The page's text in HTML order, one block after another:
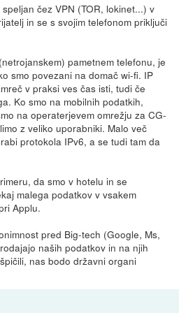
čez VPN (TOR, lokinet...) v
in se s svojim telefonom priključi
pametnem telefonu, je
smo povezani na domač wi-fi. IP
v praksi ves čas isti, tudi če
Ko smo na mobilnih podatkih,
na operaterjevem omrežju za CG-
z veliko uporabniki. Malo več
protokola IPv6, a se tudi tam da
da smo v hotelu in se
malega podatkov v vsakem
Applu.
pred Big-tech (Google, Ms,
naših podatkov in na njih
nas bodo državni organi